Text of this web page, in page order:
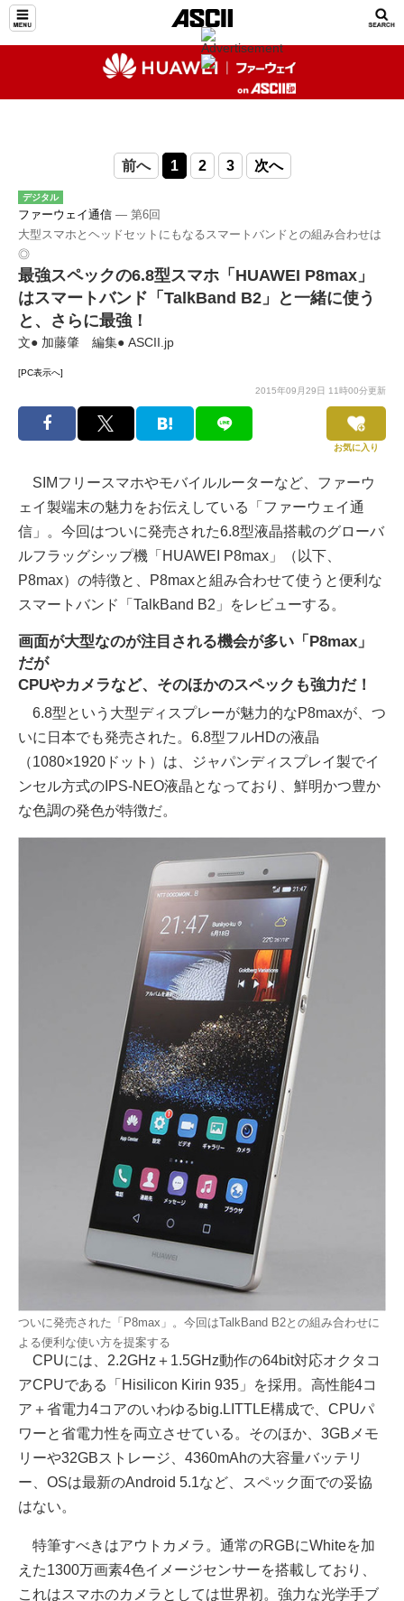
前へ 1 2 3 次へ
デジタル
ファーウェイ通信 ― 第6回
大型スマホとヘッドセットにもなるスマートバンドとの組み合わせは
◎
最強スペックの6.8型スマホ「HUAWEI P8max」
はスマートバンド「TalkBand B2」と一緒に使う
と、さらに最強！
文● 加藤肇 編集● ASCII.jp
[PC表示へ]
2015年09月29日 11時00分更新
お気に入り
SIMフリースマホやモバイルルーターなど、ファーウ
ェイ製端末の魅力をお伝えしている「ファーウェイ通
信」。今回はついに発売された6.8型液晶搭載のグローバ
ルフラッグシップ機「HUAWEI P8max」（以下、
P8max）の特徴と、P8maxと組み合わせて使うと便利な
スマートバンド「TalkBand B2」をレビューする。
画面が大型なのが注目される機会が多い「P8max」
だが
CPUやカメラなど、そのほかのスペックも強力だ！
6.8型という大型ディスプレーが魅力的なP8maxが、つ
いに日本でも発売された。6.8型フルHDの液晶
（1080×1920ドット）は、ジャパンディスプレイ製でイ
ンセル方式のIPS-NEO液晶となっており、鮮明かつ豊か
な色調の発色が特徴だ。
ついに発売された「P8max」。今回はTalkBand B2との組み合わせに
よる便利な使い方を提案する
CPUには、2.2GHz＋1.5GHz動作の64bit対応オクタコ
アCPUである「Hisilicon Kirin 935」を採用。高性能4コ
ア＋省電力4コアのいわゆるbig.LITTLE構成で、CPUパ
ワーと省電力性を両立させている。そのほか、3GBメモ
リーや32GBストレージ、4360mAhの大容量バッテリ
ー、OSは最新のAndroid 5.1など、スペック面での妥協
はない。
特筆すべきはアウトカメラ。通常のRGBにWhiteを加
えた1300万画素4色イメージセンサーを搭載しており、
これはスマホのカメラとしては世界初。強力な光学手ブ